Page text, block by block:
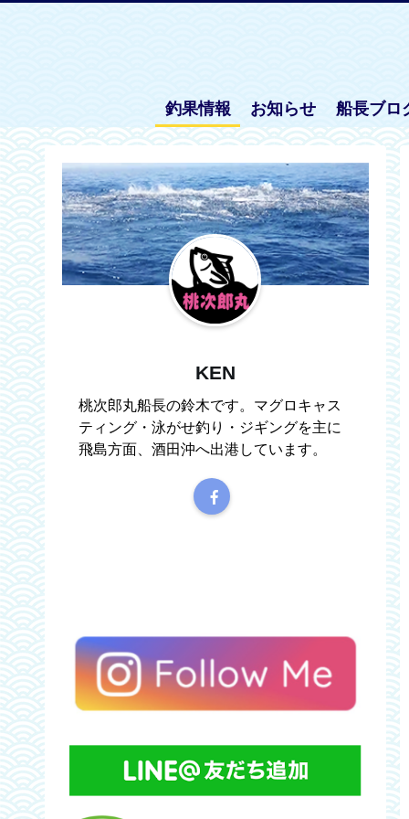
釣果情報 お知らせ 船長ブロ
KEN
桃次郎丸船長の鈴木です。マグロキャス
ティング・泳がせ釣り・ジギングを主に
飛島方面、酒田沖へ出港しています。